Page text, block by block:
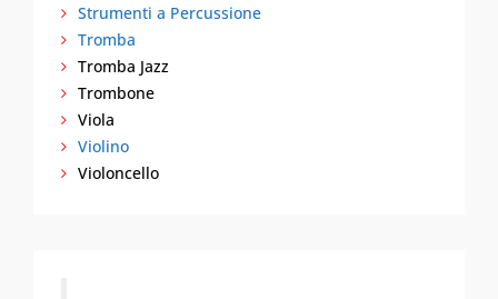
Strumenti a Percussione
Tromba
Tromba Jazz
Trombone
Viola
Violino
Violoncello